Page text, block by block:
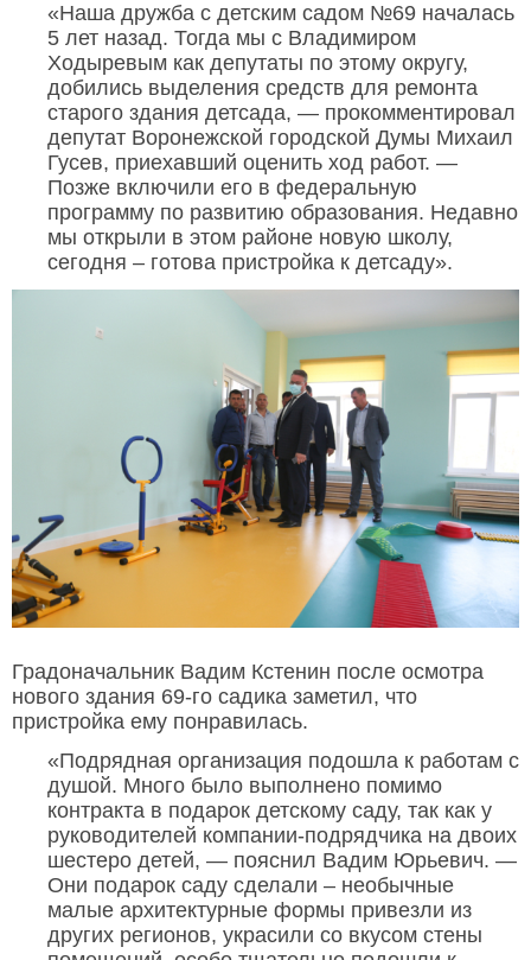
«Наша дружба с детским садом №69 началась
5 лет назад. Тогда мы с Владимиром
Ходыревым как депутаты по этому округу,
добились выделения средств для ремонта
старого здания детсада, — прокомментировал
депутат Воронежской городской Думы Михаил
Гусев, приехавший оценить ход работ. —
Позже включили его в федеральную
программу по развитию образования. Недавно
мы открыли в этом районе новую школу,
сегодня – готова пристройка к детсаду».
Градоначальник Вадим Кстенин после осмотра
нового здания 69-го садика заметил, что
пристройка ему понравилась.
«Подрядная организация подошла к работам с
душой. Много было выполнено помимо
контракта в подарок детскому саду, так как у
руководителей компании-подрядчика на двоих
шестеро детей, — пояснил Вадим Юрьевич. —
Они подарок саду сделали – необычные
малые архитектурные формы привезли из
других регионов, украсили со вкусом стены